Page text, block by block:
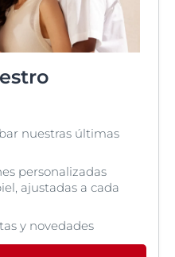
nuestras últimas
personalizadas
ajustadas a cada
y novedades